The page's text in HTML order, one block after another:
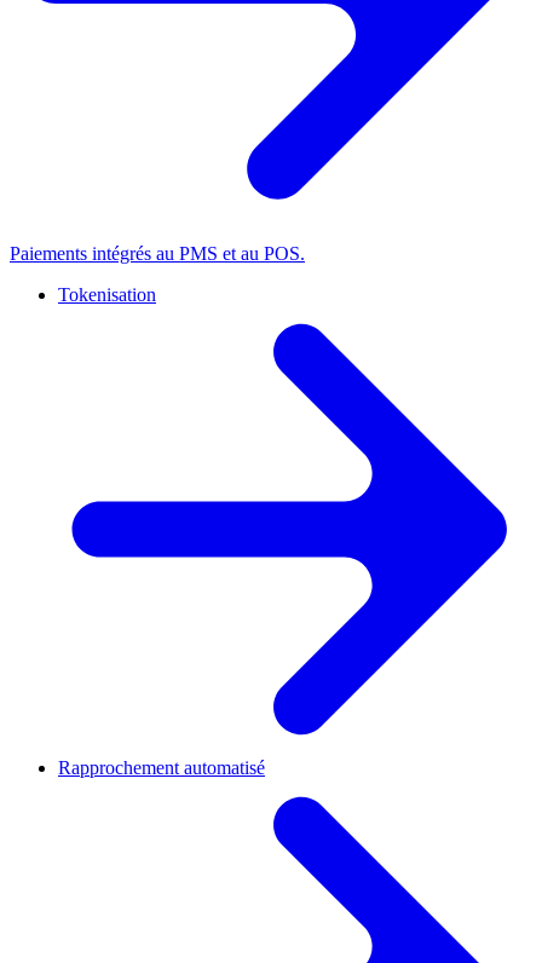
Paiements intégrés au PMS et au POS.
Tokenisation
Rapprochement automatisé